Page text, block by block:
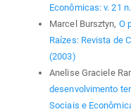
Econômicas: v. 21
Marcel Bursztyn, O
Raízes: Revista de
(2003)
Anelise Graciele
desenvolvimento
Sociais e